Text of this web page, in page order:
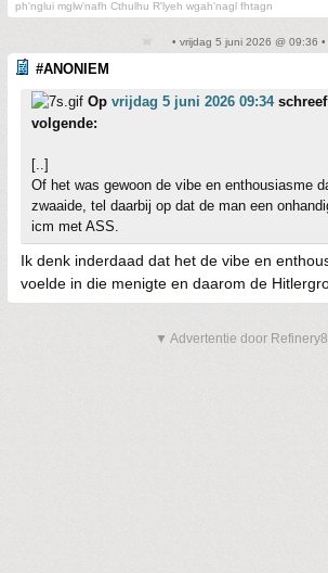
ph'nglui mglw'nafh Cthulhu R'lyeh wgah'nagl fhtagn
• vrijdag 5 juni 2026 @ 09:36 •
#ANONIEM
Op vrijdag 5 juni 2026 09:34schreef
volgende:
[..]
Of het was gewoon de vibe en enthousiasme
zwaaide, tel daarbij op dat de man een
icm met ASS.
Ik denk inderdaad dat het de vibe en
voelde in die menigte en daarom de
▼ Advertentie door